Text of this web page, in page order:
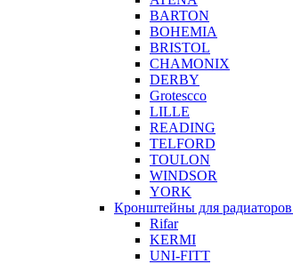
BARTON
BOHEMIA
BRISTOL
CHAMONIX
DERBY
Grotescco
LILLE
READING
TELFORD
TOULON
WINDSOR
YORK
Кронштейны для радиаторов
Rifar
KERMI
UNI-FITT